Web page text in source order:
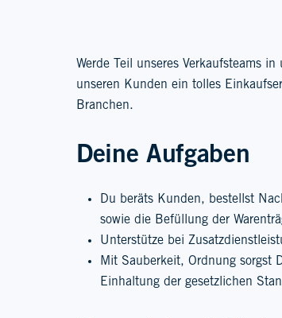
Werde Teil unseres Verkaufsteams
unseren Kunden ein tolles
Branchen.
Deine Aufgaben
Du beräts Kunden, bestellst
sowie die Befüllung der
Unterstütze bei
Mit Sauberkeit, Ordnung sorgst
Einhaltung der gesetzlichen